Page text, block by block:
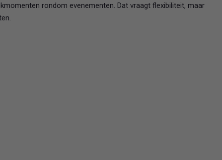
rondom evenementen. Dat vraagt flexibiliteit, maar